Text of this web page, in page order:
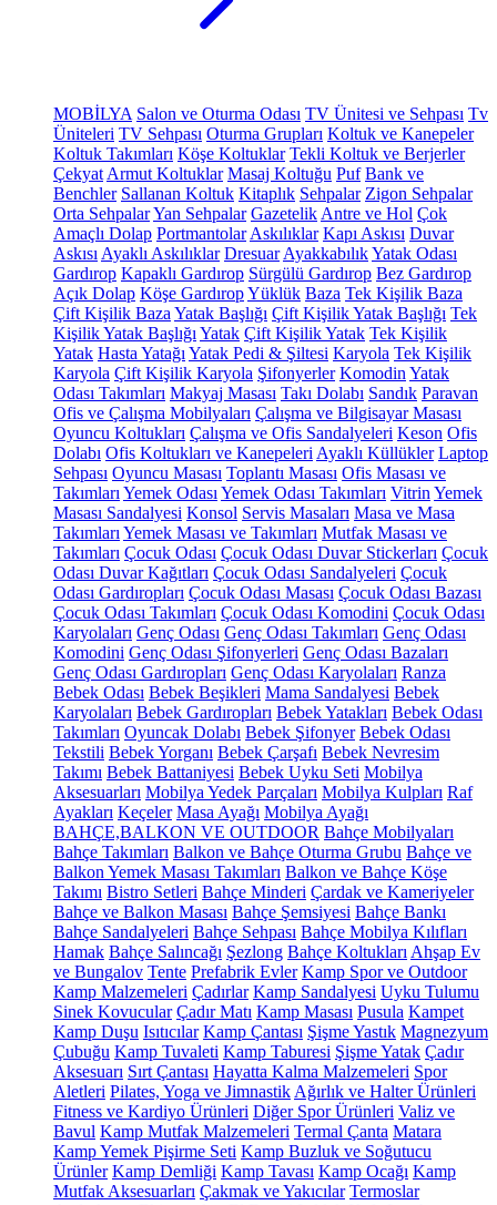
MOBİLYA Salon ve Oturma Odası TV Ünitesi ve Sehpası Tv
Üniteleri TV Sehpası Oturma Grupları Koltuk ve Kanepeler
Koltuk Takımları Köşe Koltuklar Tekli Koltuk ve Berjerler
Çekyat Armut Koltuklar Masaj Koltuğu Puf Bank ve
Benchler Sallanan Koltuk Kitaplık Sehpalar Zigon Sehpalar
Orta SehpalarYan Sehpalar Gazetelik Antre ve Hol Çok
Amaçlı Dolap Portmantolar Askılıklar Kapı Askısı Duvar
Askısı Ayaklı Askılıklar Dresuar AyakkabılıkYatak Odası
Gardırop Kapaklı Gardırop Sürgülü Gardırop Bez Gardırop
Açık Dolap Köşe GardıropYüklük Baza Tek Kişilik Baza
Çift Kişilik Baza Yatak Başlığı Çift Kişilik Yatak Başlığı Tek
Kişilik Yatak Başlığı Yatak Çift Kişilik Yatak Tek Kişilik
Yatak Hasta Yatağı Yatak Pedi & Şiltesi Karyola Tek Kişilik
Karyola Çift Kişilik Karyola Şifonyerler Komodin Yatak
Odası Takımları Makyaj Masası Takı Dolabı Sandık Paravan
Ofis ve Çalışma Mobilyaları Çalışma ve Bilgisayar Masası
Oyuncu Koltukları Çalışma ve Ofis Sandalyeleri Keson Ofis
Dolabı Ofis Koltukları ve Kanepeleri Ayaklı Küllükler Laptop
Sehpası Oyuncu Masası Toplantı Masası Ofis Masası ve
Takımları Yemek Odası Yemek Odası Takımları Vitrin Yemek
Masası Sandalyesi Konsol Servis Masaları Masa ve Masa
Takımları Yemek Masası ve Takımları Mutfak Masası ve
Takımları Çocuk Odası Çocuk Odası Duvar Stickerları Çocuk
Odası Duvar Kağıtları Çocuk Odası Sandalyeleri Çocuk
Odası Gardıropları Çocuk Odası Masası Çocuk Odası Bazası
Çocuk Odası Takımları Çocuk Odası Komodini Çocuk Odası
Karyolaları Genç Odası Genç Odası Takımları Genç Odası
Komodini Genç Odası Şifonyerleri Genç Odası Bazaları
Genç Odası Gardıropları Genç Odası Karyolaları Ranza
Bebek Odası Bebek Beşikleri Mama Sandalyesi Bebek
Karyolaları Bebek Gardıropları Bebek Yatakları Bebek Odası
Takımları Oyuncak Dolabı Bebek Şifonyer Bebek Odası
Tekstili Bebek Yorganı Bebek Çarşafı Bebek Nevresim
Takımı Bebek Battaniyesi Bebek Uyku Seti Mobilya
Aksesuarları Mobilya Yedek Parçaları Mobilya Kulpları Raf
Ayakları Keçeler Masa Ayağı Mobilya Ayağı
BAHÇE,BALKON VE OUTDOOR Bahçe Mobilyaları
Bahçe Takımları Balkon ve Bahçe Oturma Grubu Bahçe ve
Balkon Yemek Masası Takımları Balkon ve Bahçe Köşe
Takımı Bistro Setleri Bahçe Minderi Çardak ve Kameriyeler
Bahçe ve Balkon Masası Bahçe Şemsiyesi Bahçe Bankı
Bahçe Sandalyeleri Bahçe Sehpası Bahçe Mobilya Kılıfları
Hamak Bahçe Salıncağı Şezlong Bahçe Koltukları Ahşap Ev
ve Bungalov Tente Prefabrik Evler Kamp Spor ve Outdoor
Kamp Malzemeleri Çadırlar Kamp Sandalyesi Uyku Tulumu
Sinek Kovucular Çadır Matı Kamp Masası Pusula Kampet
Kamp Duşu Isıtıcılar Kamp Çantası Şişme Yastık Magnezyum
Çubuğu Kamp Tuvaleti Kamp Taburesi Şişme Yatak Çadır
Aksesuarı Sırt Çantası Hayatta Kalma Malzemeleri Spor
Aletleri Pilates, Yoga ve Jimnastik Ağırlık ve Halter Ürünleri
Fitness ve Kardiyo Ürünleri Diğer Spor Ürünleri Valiz ve
Bavul Kamp Mutfak Malzemeleri Termal Çanta Matara
Kamp Yemek Pişirme Seti Kamp Buzluk ve Soğutucu
Ürünler Kamp Demliği Kamp Tavası Kamp Ocağı Kamp
Mutfak Aksesuarları Çakmak ve Yakıcılar Termoslar